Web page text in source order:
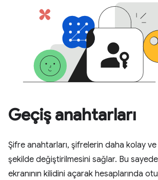
Geçiş anahtarları
Şifre anahtarları, şifrelerin daha kolay
şekilde değiştirilmesini sağlar. Bu sayede
ekranının kilidini açarak hesaplarında